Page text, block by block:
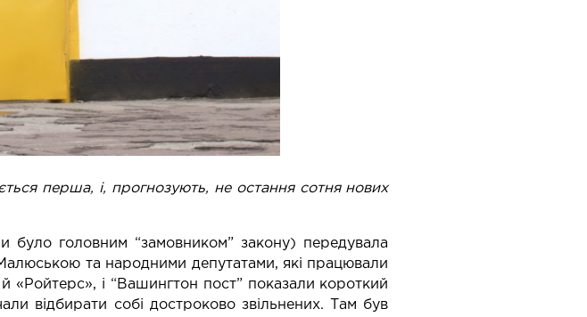
прогнозують, не остання сотня нових
було головним “замовником” закону) передувала
та народними депутатами, які працювали
і “Вашингтон пост” показали короткий
відбирати собі достроково звільнених. Там був